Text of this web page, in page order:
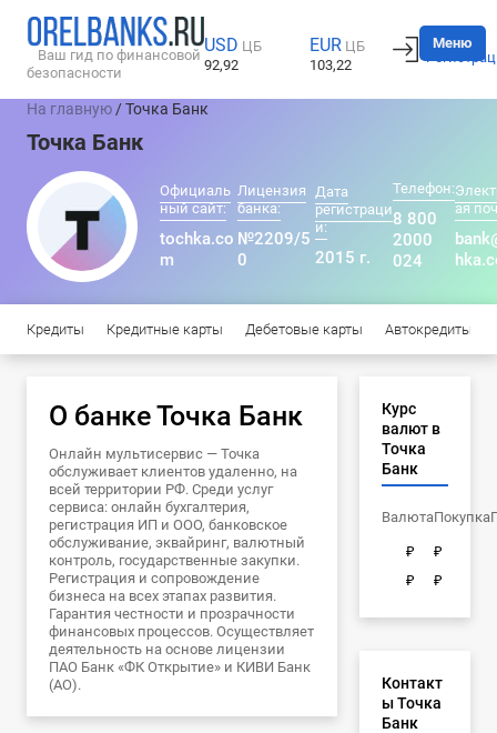
Ваш гид по финансовой
безопасности
USD ЦБ
92,92
EUR ЦБ
103,22
Вход
Меню
На главную / Точка Банк
Точка Банк
Официаль
ный сайт:
tochka.co
m
Лицензия
банка:
№2209/5
0
Дата
регистраци
и:
2015 г.
Телефон:
8 800
2000
024
ая
Кредиты Кредитные карты Дебетовые карты Автокредиты
О банке Точка Банк
Онлайн мультисервис — Точка
обслуживает клиентов удаленно, на
всей территории РФ. Среди услуг
сервиса: онлайн бухгалтерия,
регистрация ИП и ООО, банковское
обслуживание, эквайринг, валютный
контроль, государственные закупки.
Регистрация и сопровождение
бизнеса на всех этапах развития.
Гарантия честности и прозрачности
финансовых процессов. Осуществляет
деятельность на основе лицензии
ПАО Банк «ФК Открытие» и КИВИ Банк
(АО).
Курс
валют в
Точка
Банк
ВалютаПокупка
₽
₽
₽
₽
Контакт
ы Точка
Банк